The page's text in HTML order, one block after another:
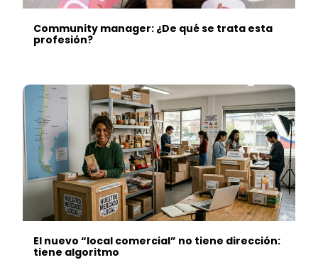
Community manager: ¿De qué se trata esta
profesión?
El nuevo “local comercial” no tiene dirección:
tiene algoritmo